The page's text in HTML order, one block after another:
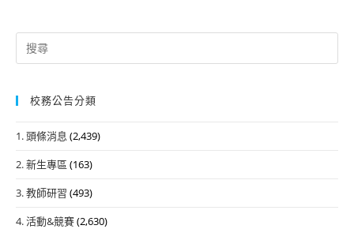
Search
for:
校務公告分類
1. 頭條消息 (2,439)
2. 新生專區 (163)
3. 教師研習 (493)
4. 活動&競賽(2,630)